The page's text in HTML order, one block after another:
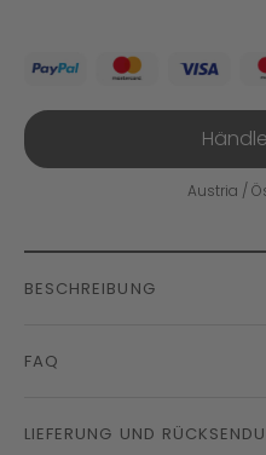
Austria /
BESCHREIBUNG
FAQ
LIEFERUNG UND